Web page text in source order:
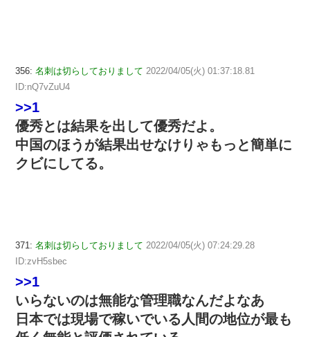
356: 名刺は切らしておりまして 2022/04/05(火) 01:37:18.81
ID:nQ7vZuU4
>>1
優秀とは結果を出して優秀だよ。
中国のほうが結果出せなけりゃもっと簡単に
クビにしてる。
371: 名刺は切らしておりまして 2022/04/05(火) 07:24:29.28
ID:zvH5sbec
>>1
いらないのは無能な管理職なんだよなあ
日本では現場で稼いでいる人間の地位が最も